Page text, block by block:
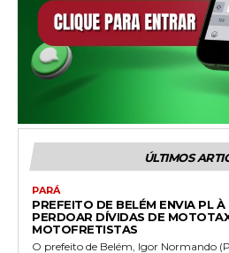
ÚLTIMOS
PARÁ
PREFEITO DE BELÉM ENVIA PL
PERDOAR DÍVIDAS DE
MOTOFRETISTAS
O prefeito de Belém, Igor Normando